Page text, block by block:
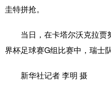
公益
文化产业
地方频道
圭特拼抢。
当日，在卡塔尔沃克拉贾
界杯足球赛G组比赛中，瑞士
新华社记者 李明 摄